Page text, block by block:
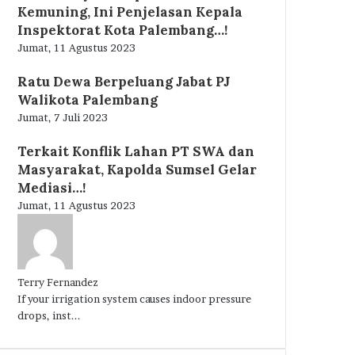
Kemuning, Ini Penjelasan Kepala
Inspektorat Kota Palembang…!
Jumat, 11 Agustus 2023
Ratu Dewa Berpeluang Jabat PJ
Walikota Palembang
Jumat, 7 Juli 2023
Terkait Konflik Lahan PT SWA dan
Masyarakat, Kapolda Sumsel Gelar
Mediasi…!
Jumat, 11 Agustus 2023
Terry Fernandez
If your irrigation system causes indoor pressure
drops, inst...